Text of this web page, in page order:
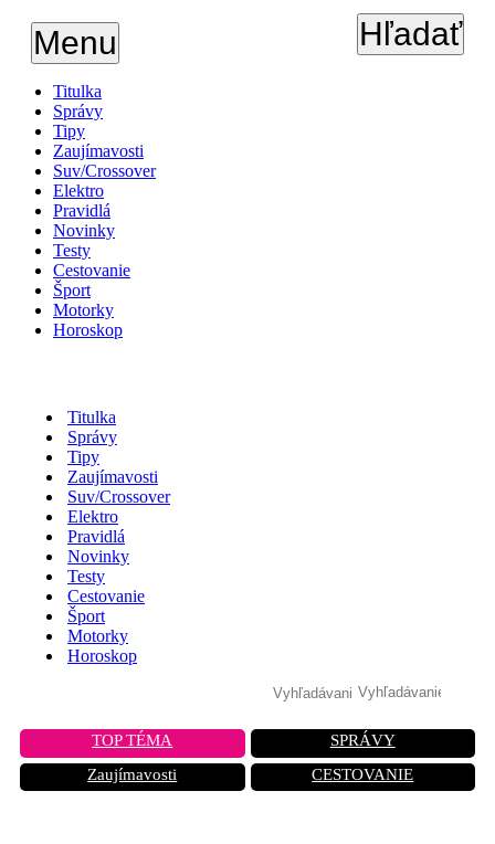
Menu Hľadať
Titulka
Správy
Tipy
Zaujímavosti
Suv/Crossover
Elektro
Pravidlá
Novinky
Testy
Cestovanie
Šport
Motorky
Horoskop
Titulka
Správy
Tipy
Zaujímavosti
Suv/Crossover
Elektro
Pravidlá
Novinky
Testy
Cestovanie
Šport
Motorky
Horoskop
TOP TÉMA
SPRÁVY
Zaujímavosti
CESTOVANIE